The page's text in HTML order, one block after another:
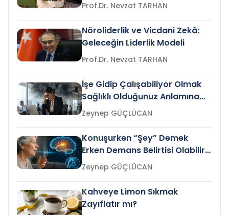
Prof.Dr. Nevzat TARHAN
Nöroliderlik ve Vicdani Zekâ:
Geleceğin Liderlik Modeli
Prof.Dr. Nevzat TARHAN
İşe Gidip Çalışabiliyor Olmak
Sağlıklı Olduğunuz Anlamına
Gelir mi?Zeynep GÜÇLÜCAN
Konuşurken “Şey” Demek
Erken Demans Belirtisi Olabilir
mi?
Zeynep GÜÇLÜCAN
Kahveye Limon Sıkmak
Zayıflatır mı?